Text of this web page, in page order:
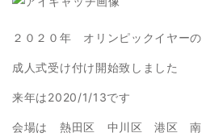
２０２０年 オリンピックイヤー
成人式受け付け開始致しました
来年は2020/1/13です
会場は 熱田区 中川区 港区 南